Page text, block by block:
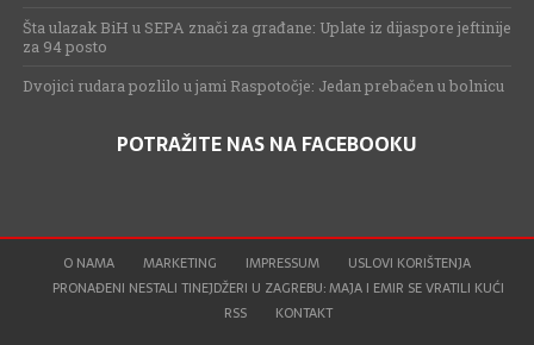
Šta ulazak BiH u SEPA znači za građane: Uplate iz dijaspore jeftinije
za 94 posto
Dvojici rudara pozlilo u jami Raspotočje: Jedan prebačen u bolnicu
POTRAŽITE NAS NA FACEBOOKU
O NAMA MARKETING IMPRESSUM
USLOVI KORIŠTENJA
PRONAĐENI NESTALI TINEJDŽERI U ZAGREBU: MAJA I EMIR SE VRATILI KUĆI
RSS
KONTAKT